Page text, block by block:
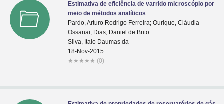
Estimativa de eficiência de varrido microscópio por
meio de métodos analíticos
Pardo, Arturo Rodrigo Ferreira; Ourique, Cláudia
Ossanai; Dias, Daniel de Brito
Silva, Italo Daumas da
18-Nov-2015
★ ★ ★ ★ ★ (0)